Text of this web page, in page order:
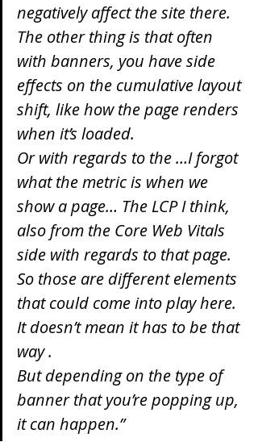
negatively affect the site there.
The other thing is that often
with banners, you have side
effects on the cumulative layout
shift, like how the page renders
when it’s loaded.
Or with regards to the …I forgot
what the metric is when we
show a page… The LCP I think,
also from the Core Web Vitals
side with regards to that page.
So those are different elements
that could come into play here.
It doesn’t mean it has to be that
way .
But depending on the type of
banner that you’re popping up,
it can happen.”